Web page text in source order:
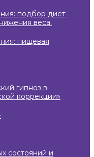
веса.
коррекции»